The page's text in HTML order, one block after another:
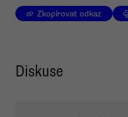
Zkopírovat odkaz
Diskuse